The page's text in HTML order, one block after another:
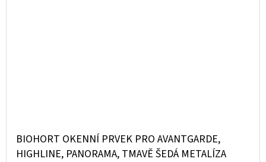
BIOHORT OKENNÍ PRVEK PRO AVANTGARDE,
HIGHLINE, PANORAMA, TMAVĚ ŠEDÁ METALÍZA